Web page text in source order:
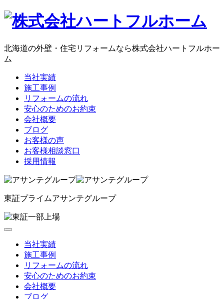
コ
ン
ツ
北海道の外壁・住宅リフォームなら株式会社ハートフルホー
ム
当社実績
施工事例
リフォームの流れ
安心のためのお約束
会社概要
ブログ
お客様の声
お客様相談窓口
採用情報
東証プライムアサンテグループ
当社実績
施工事例
リフォームの流れ
安心のためのお約束
会社概要
ブログ